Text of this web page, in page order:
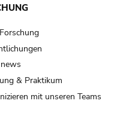
& Praktikum
mit unseren Teams